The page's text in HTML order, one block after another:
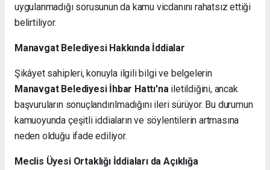
uygulanmadığı sorusunun da kamu vicdanını rahatsız ettiği
belirtiliyor.
Manavgat Belediyesi Hakkında İddialar
Şikâyet sahipleri, konuyla ilgili bilgi ve belgelerin
Manavgat Belediyesi İhbar Hattı'na iletildiğini, ancak
başvuruların sonuçlandırılmadığını ileri sürüyor. Bu durumun
kamuoyunda çeşitli iddiaların ve söylentilerin artmasına
neden olduğu ifade ediliyor.
Meclis Üyesi Ortaklığı İddiaları da Açıklığa